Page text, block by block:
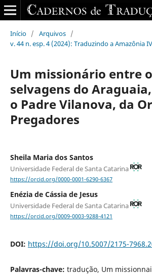
Início / Arquivos /
v. 44 n. esp. 4 (2024): Traduzindo a Amazônia IV
Um missionário entre
selvagens do
o Padre Vilanova, da
Pregadores
Sheila Maria dos Santos
Universidade Federal de Santa Catarina
https://orcid.org/0000-0001-6290-6367
Enézia de Cássia de Jesus
Universidade Federal de Santa Catarina
https://orcid.org/0009-0003-9288-4121
DOI: https://doi.org/10.5007/2175-
Palavras-chave: tradução, Um